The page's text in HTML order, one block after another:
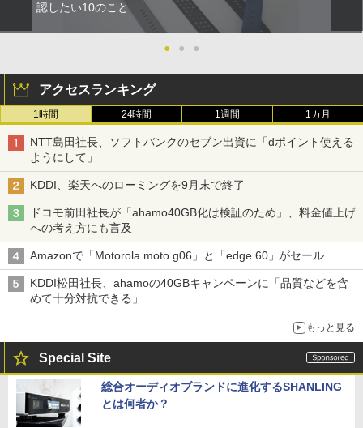
認したい10のこと
● ● ●
アクセスランキング
1時間 24時間 1週間 1カ月
NTT島田社長、ソフトバンクのセブン出資に「dポイント使える
ようにして」
KDDI、楽天へのローミングを9月末で終了
ドコモ前田社長が「ahamo40GB化は検証のため」、料金値上げ
への考え方にも言及
Amazonで「Motorola moto g06」と「edge 60」がセール
KDDI松田社長、ahamoの40GBキャンペーンに「品質などを含
めて十分対抗できる」
もっと見る
Special Site
総合オーディオブランドに進化するSHANLING
とは何者か？